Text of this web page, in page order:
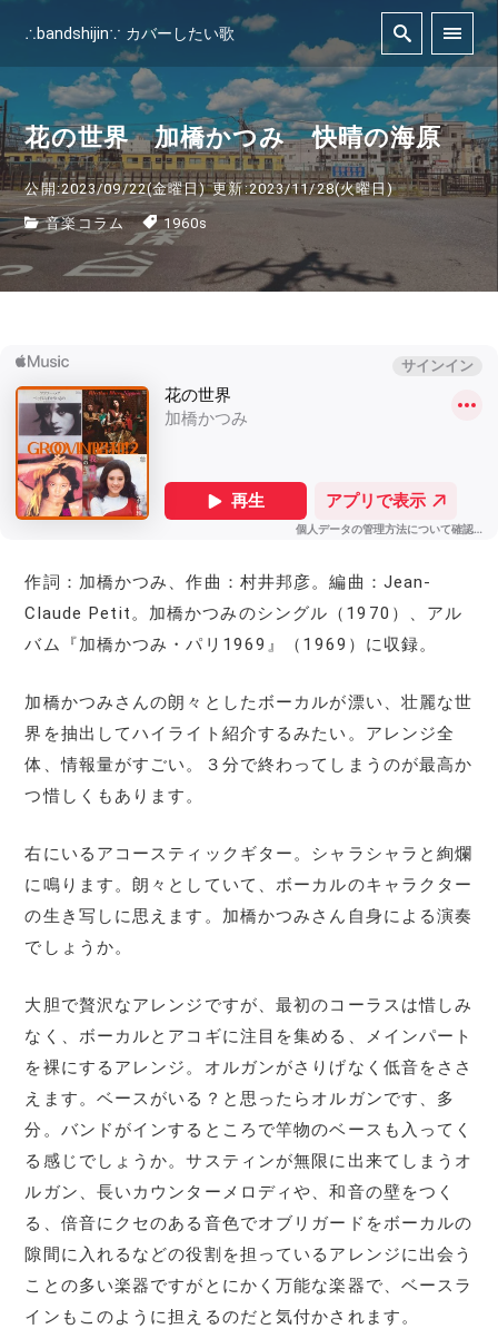
∴bandshijin∵ カバーしたい歌
花の世界 加橋かつみ 快晴の海原
公開:2023/09/22(金曜日) 更新:2023/11/28(火曜日)
音楽コラム 1960s
作詞：加橋かつみ、作曲：村井邦彦。編曲：Jean-
Claude Petit。加橋かつみのシングル（1970）、アル
バム『加橋かつみ・パリ1969』（1969）に収録。
加橋かつみさんの朗々としたボーカルが漂い、壮麗な世
界を抽出してハイライト紹介するみたい。アレンジ全
体、情報量がすごい。３分で終わってしまうのが最高か
つ惜しくもあります。
右にいるアコースティックギター。シャラシャラと絢爛
に鳴ります。朗々としていて、ボーカルのキャラクター
の生き写しに思えます。加橋かつみさん自身による演奏
でしょうか。
大胆で贅沢なアレンジですが、最初のコーラスは惜しみ
なく、ボーカルとアコギに注目を集める、メインパート
を裸にするアレンジ。オルガンがさりげなく低音をささ
えます。ベースがいる？と思ったらオルガンです、多
分。バンドがインするところで竿物のベースも入ってく
る感じでしょうか。サスティンが無限に出来てしまうオ
ルガン、長いカウンターメロディや、和音の壁をつく
る、倍音にクセのある音色でオブリガードをボーカルの
隙間に入れるなどの役割を担っているアレンジに出会う
ことの多い楽器ですがとにかく万能な楽器で、ベースラ
インもこのように担えるのだと気付かされます。